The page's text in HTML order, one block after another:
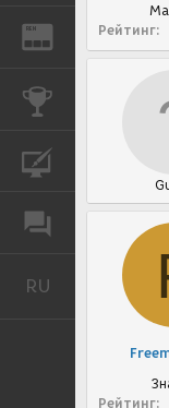
REN ЖУРНАЛ
RU Русский
Рейтинг
Рейтинг